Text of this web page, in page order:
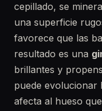
cepillado, se
una superficie
favorece que las
resultado es una
brillantes y
puede evolucionar
afecta al hueso